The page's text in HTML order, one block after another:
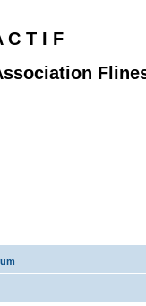
C T I F